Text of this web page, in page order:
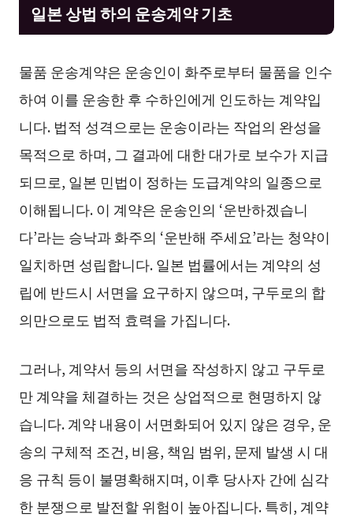
일본 상법 하의 운송계약 기초
물품 운송계약은 운송인이 화주로부터 물품을 인수
하여 이를 운송한 후 수하인에게 인도하는 계약입
니다. 법적 성격으로는 운송이라는 작업의 완성을
목적으로 하며, 그 결과에 대한 대가로 보수가 지급
되므로, 일본 민법이 정하는 도급계약의 일종으로
이해됩니다. 이 계약은 운송인의 ‘운반하겠습니
다’라는 승낙과 화주의 ‘운반해 주세요’라는 청약이
일치하면 성립합니다. 일본 법률에서는 계약의 성
립에 반드시 서면을 요구하지 않으며, 구두로의 합
의만으로도 법적 효력을 가집니다.
그러나, 계약서 등의 서면을 작성하지 않고 구두로
만 계약을 체결하는 것은 상업적으로 현명하지 않
습니다. 계약 내용이 서면화되어 있지 않은 경우, 운
송의 구체적 조건, 비용, 책임 범위, 문제 발생 시 대
응 규칙 등이 불명확해지며, 이후 당사자 간에 심각
한 분쟁으로 발전할 위험이 높아집니다. 특히, 계약